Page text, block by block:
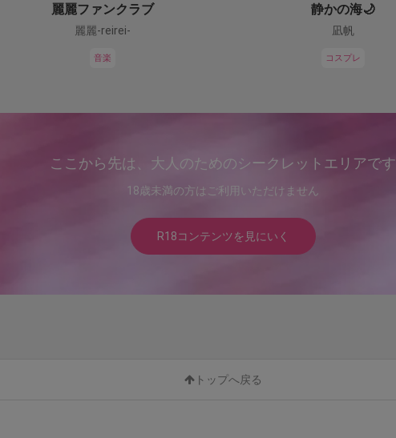
麗麗ファンクラブ
麗麗-reirei-
音楽
静かの海🌙
凪帆
コスプレ
ここから先は、大人のためのシークレットエリアです
18歳未満の方はご利用いただけません
R18コンテンツを見にいく
トップへ戻る